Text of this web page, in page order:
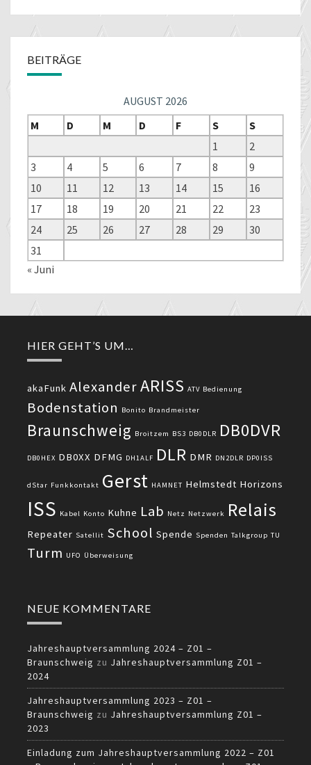
BEITRÄGE
AUGUST 2026
M
D M D F S
S
1
2
3
4 5 6 7 8
9
10
11 12 13 14 15
16
17
18 19 20 21 22
23
24
25 26 27 28 29
30
31
« Juni
HIER GEHT’S UM…
akaFunk AlexanderARISS ATV Bedienung
Bodenstation Bonito Brandmeister
Braunschweig Broitzem BS3 DB0DLR DB0DVR
DB0HEX DB0XX DFMG DH1ALF DLR DMR DN2DLR DP0ISS
dStar Funkkontakt Gerst HAMNET Helmstedt Horizons
ISS Kabel Konto Kuhne Lab Netz Netzwerk Relais
Repeater Satellit School Spende Spenden Talkgroup TU
Turm UFO Überweisung
NEUE KOMMENTARE
Jahreshauptversammlung 2024 – Z01 –
Braunschweig zu Jahreshauptversammlung Z01 –
2024
Jahreshauptversammlung 2023 – Z01 –
Braunschweig zu Jahreshauptversammlung Z01 –
2023
Einladung zum Jahreshauptversammlung 2022 – Z01